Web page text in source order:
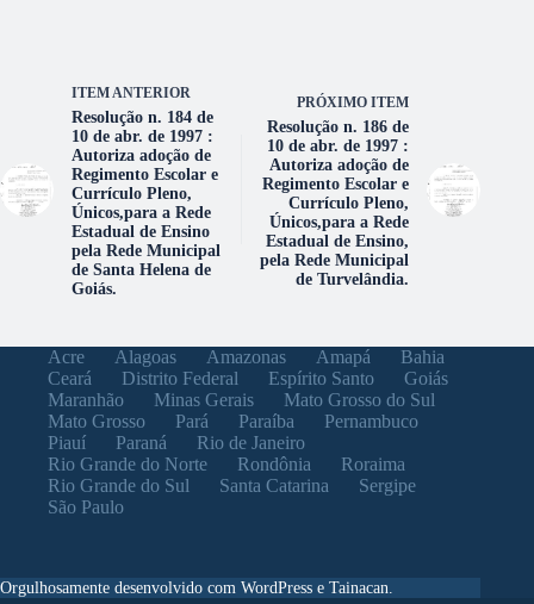
ITEM ANTERIOR
Resolução n. 184 de
10 de abr. de 1997 :
Autoriza adoção de
Regimento Escolar e
Currículo Pleno,
Únicos,para a Rede
Estadual de Ensino
pela Rede Municipal
de Santa Helena de
Goiás.
PRÓXIMO ITEM
Resolução n. 186 de
10 de abr. de 1997 :
Autoriza adoção de
Regimento Escolar e
Currículo Pleno,
Únicos,para a Rede
Estadual de Ensino,
pela Rede Municipal
de Turvelândia.
Acre Alagoas Amazonas Amapá
Bahia
Ceará
Distrito Federal Espírito Santo
Goiás
Maranhão
Minas Gerais
Mato Grosso do Sul
Mato Grosso
Pará Paraíba
Pernambuco
Piauí
Paraná
Rio de Janeiro
Rio Grande do Norte
Rondônia
Roraima
Rio Grande do Sul
Santa Catarina
Sergipe
São Paulo
Orgulhosamente desenvolvido com WordPress e Tainacan.